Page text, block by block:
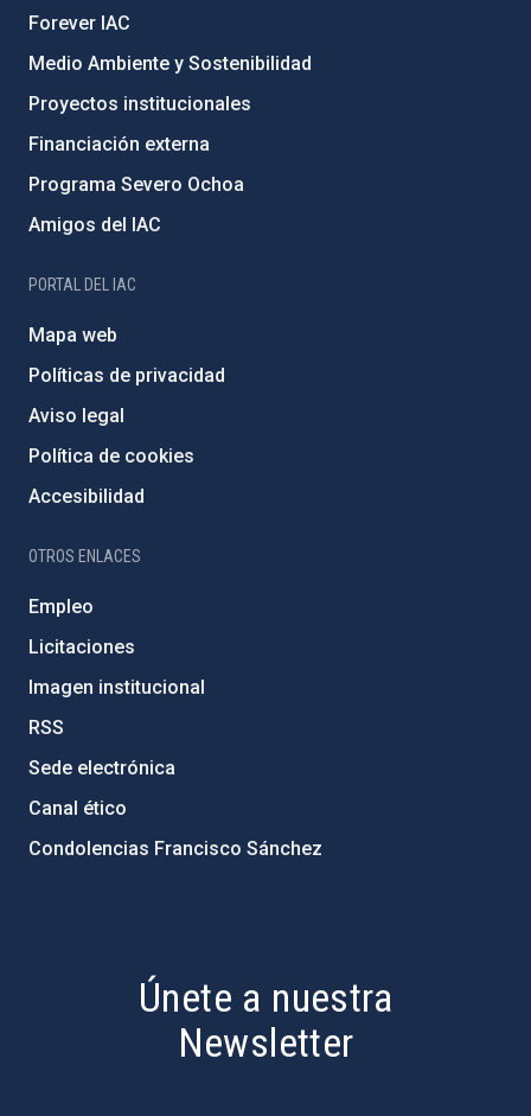
Forever IAC
Medio Ambiente y Sostenibilidad
Proyectos institucionales
Financiación externa
Programa Severo Ochoa
Amigos del IAC
PORTAL DEL IAC
Mapa web
Políticas de privacidad
Aviso legal
Política de cookies
Accesibilidad
OTROS ENLACES
Empleo
Licitaciones
Imagen institucional
RSS
Sede electrónica
Canal ético
Condolencias Francisco Sánchez
Únete a nuestra
Newsletter